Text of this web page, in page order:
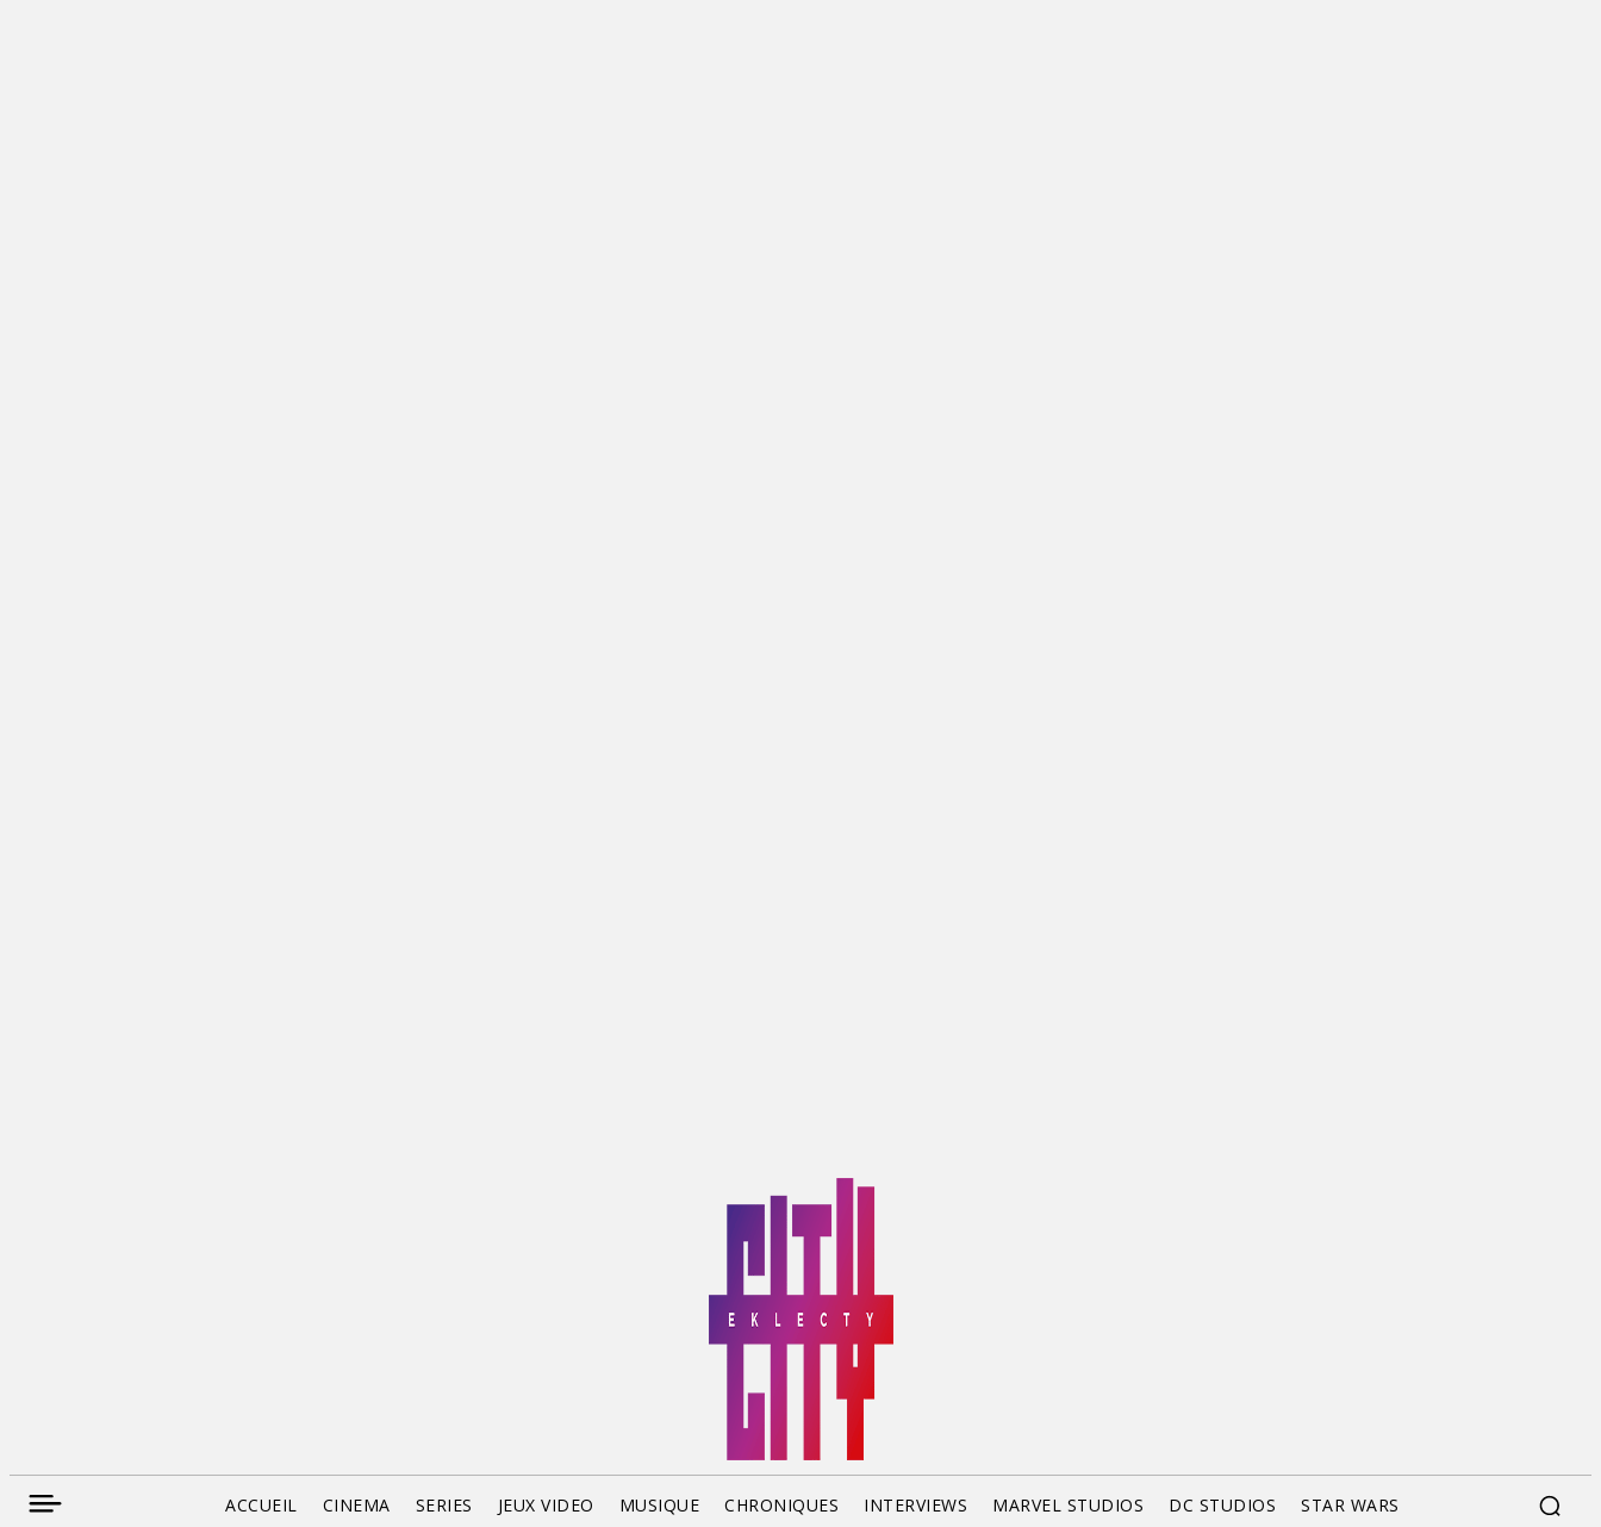
ACCUEIL CINEMA SERIES JEUX VIDEO MUSIQUE CHRONIQUES INTERVIEWS MARVEL STUDIOS DC STUDIOS STAR WARS